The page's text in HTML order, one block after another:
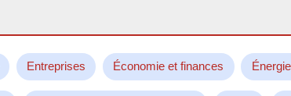
Entreprises Économie et finances